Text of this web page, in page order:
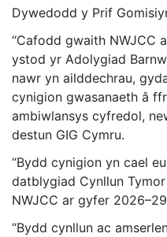
Dywedodd y Prif
“Cafodd gwaith NWJCC
ystod yr Adolygiad
nawr yn ailddechrau,
cynigion gwasanaeth â
ambiwlansys cyfredol,
destun GIG Cymru.
“Bydd cynigion yn cael
datblygiad Cynllun
NWJCC ar gyfer
“Bydd cynllun ac